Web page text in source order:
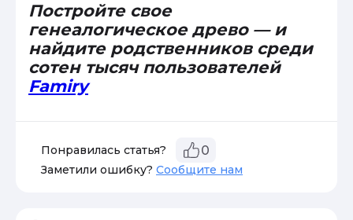
Постройте свое
генеалогическое древо — и
найдите родственников среди
сотен тысяч пользователей
Famiry
Понравилась статья? 0
Заметили ошибку? Сообщите нам